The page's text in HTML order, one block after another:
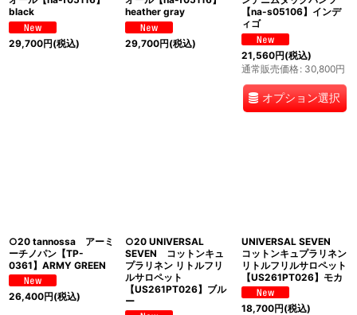
black
29,700円(税込)
heather gray
29,700円(税込)
【na-s05106】インデ
ィゴ
21,560円(税込)
通常販売価格: 30,800円
オプション選択
○20 tannossa アーミ
ーチノパン【TP-
0361】ARMY GREEN
26,400円(税込)
○20 UNIVERSAL
SEVEN コットンキュ
プラリネン リトルフリ
ルサロペット
【US261PT026】ブル
ー
UNIVERSAL SEVEN
コットンキュプラリネン
リトルフリルサロペット
【US261PT026】モカ
18,700円(税込)